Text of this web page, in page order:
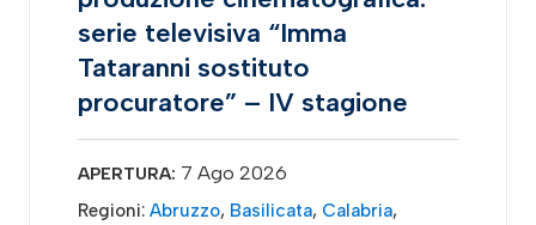
serie televisiva “Imma
Tataranni sostituto
procuratore” – IV stagione
APERTURA: 7 Ago 2026
Regioni: Abruzzo, Basilicata, Calabria,